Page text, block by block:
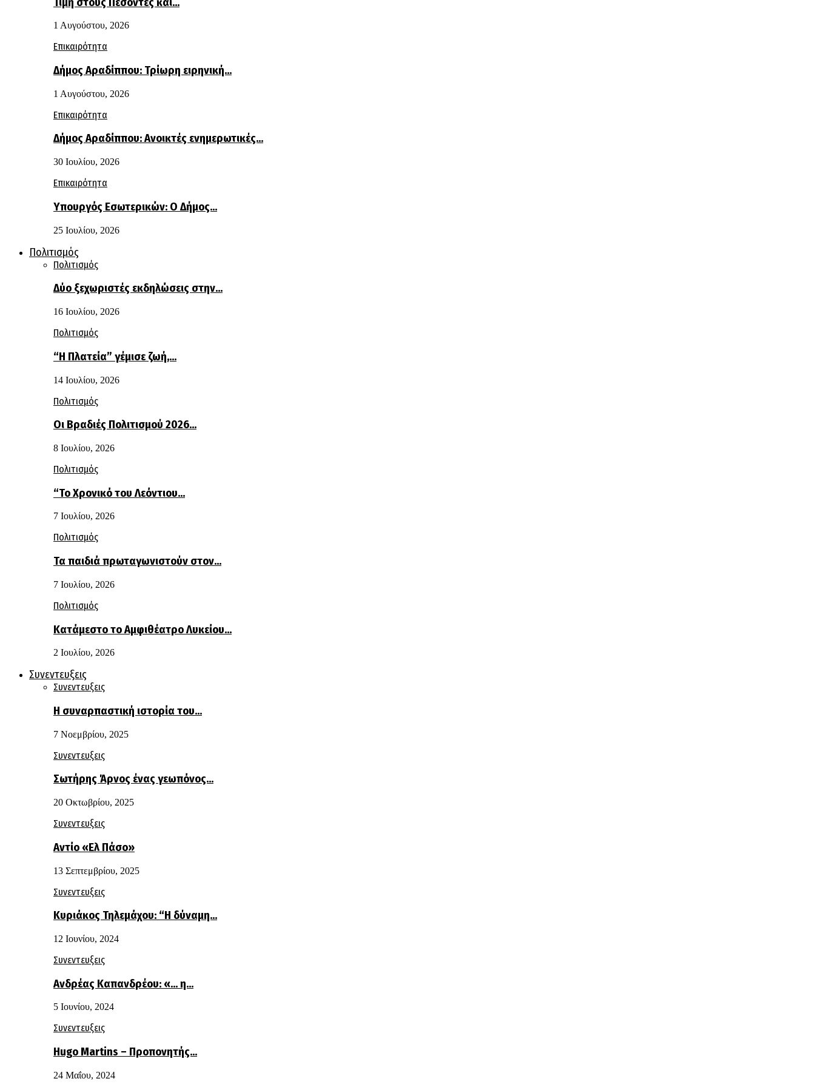
1 Αυγούστου, 2026
Επικαιρότητα
Δήμος Αραδίππου: Τρίωρη ειρηνική…
1 Αυγούστου, 2026
Επικαιρότητα
Δήμος Αραδίππου: Ανοικτές ενημερωτικές…
30 Ιουλίου, 2026
Επικαιρότητα
Υπουργός Εσωτερικών: Ο Δήμος…
25 Ιουλίου, 2026
Πολιτισμός
Πολιτισμός
Δύο ξεχωριστές εκδηλώσεις στην…
16 Ιουλίου, 2026
Πολιτισμός
“Η Πλατεία” γέμισε ζωή,…
14 Ιουλίου, 2026
Πολιτισμός
Οι Βραδιές Πολιτισμού 2026…
8 Ιουλίου, 2026
Πολιτισμός
“Το Χρονικό του Λεόντιου…
7 Ιουλίου, 2026
Πολιτισμός
Τα παιδιά πρωταγωνιστούν στον…
7 Ιουλίου, 2026
Πολιτισμός
Κατάμεστο το Αμφιθέατρο Λυκείου…
2 Ιουλίου, 2026
Συνεντευξεις
Συνεντευξεις
Η συναρπαστική ιστορία του…
7 Νοεμβρίου, 2025
Συνεντευξεις
Σωτήρης Άρνος ένας γεωπόνος…
20 Οκτωβρίου, 2025
Συνεντευξεις
Αντίο «Ελ Πάσο»
13 Σεπτεμβρίου, 2025
Συνεντευξεις
Κυριάκος Τηλεμάχου: “Η δύναμη…
12 Ιουνίου, 2024
Συνεντευξεις
Ανδρέας Καπανδρέου: «… η…
5 Ιουνίου, 2024
Συνεντευξεις
Hugo Martins – Προπονητής…
24 Μαΐου, 2024